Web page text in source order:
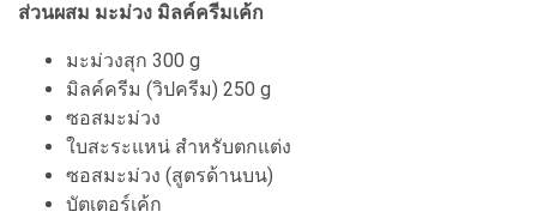
ส่วนผสม มะม่วง มิลค์ครีมเค้ก
มะม่วงสุก 300 g
มิลค์ครีม (วิปครีม) 250 g
ซอสมะม่วง
ใบสะระแหน่ สำหรับตกแต่ง
ซอสมะม่วง (สูตรด้านบน)
บัตเตอร์เค้ก